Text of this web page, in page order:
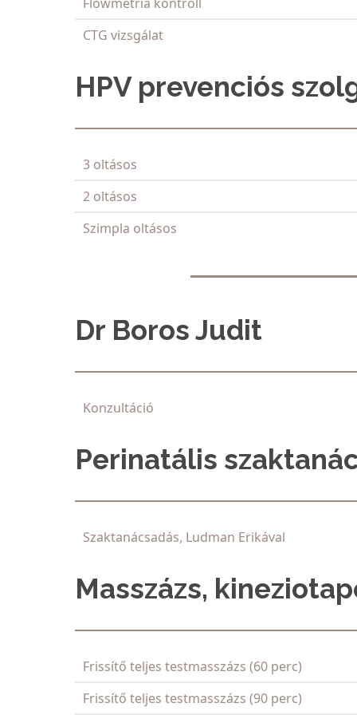
CTG vizsgálat
HPV prevenciós
3 oltásos
2 oltásos
Szimpla oltásos
Dr Boros Judit
Konzultáció
Perinatális
Szaktanácsadás, Ludman Erikával
Masszázs,
Frissítő teljes testmasszázs (60 perc)
Frissítő teljes testmasszázs (90 perc)